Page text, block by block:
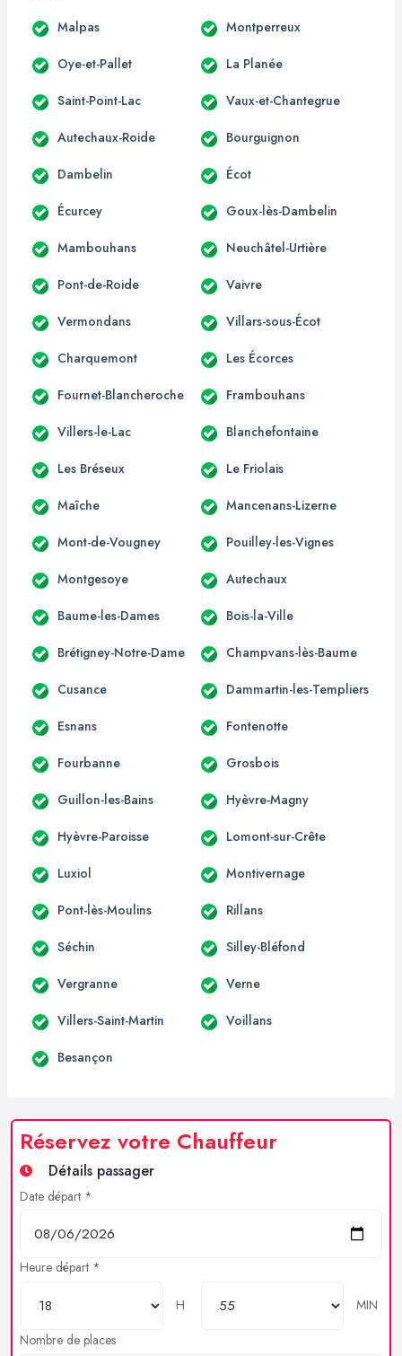
Malpas Montperreux
Oye-et-Pallet La Planée
Saint-Point-Lac Vaux-et-Chantegrue
Autechaux-Roide Bourguignon
Dambelin Écot
Écurcey Goux-lès-Dambelin
Mambouhans Neuchâtel-Urtière
Pont-de-Roide Vaivre
Vermondans Villars-sous-Écot
Charquemont Les Écorces
Fournet-Blancheroche Frambouhans
Villers-le-Lac Blanchefontaine
Les Bréseux Le Friolais
Maîche Mancenans-Lizerne
Mont-de-Vougney Pouilley-les-Vignes
Montgesoye Autechaux
Baume-les-Dames Bois-la-Ville
Brétigney-Notre-Dame Champvans-lès-Baume
Cusance Dammartin-les-Templiers
Esnans Fontenotte
Fourbanne Grosbois
Guillon-les-Bains Hyèvre-Magny
Hyèvre-Paroisse Lomont-sur-Crête
Luxiol Montivernage
Pont-lès-Moulins Rillans
Séchin Silley-Bléfond
Vergranne Verne
Villers-Saint-Martin Voillans
Besançon
Réservez votre Chauffeur
Détails passager
Date départ *
Heure départ *
H
MIN
Nombre de places